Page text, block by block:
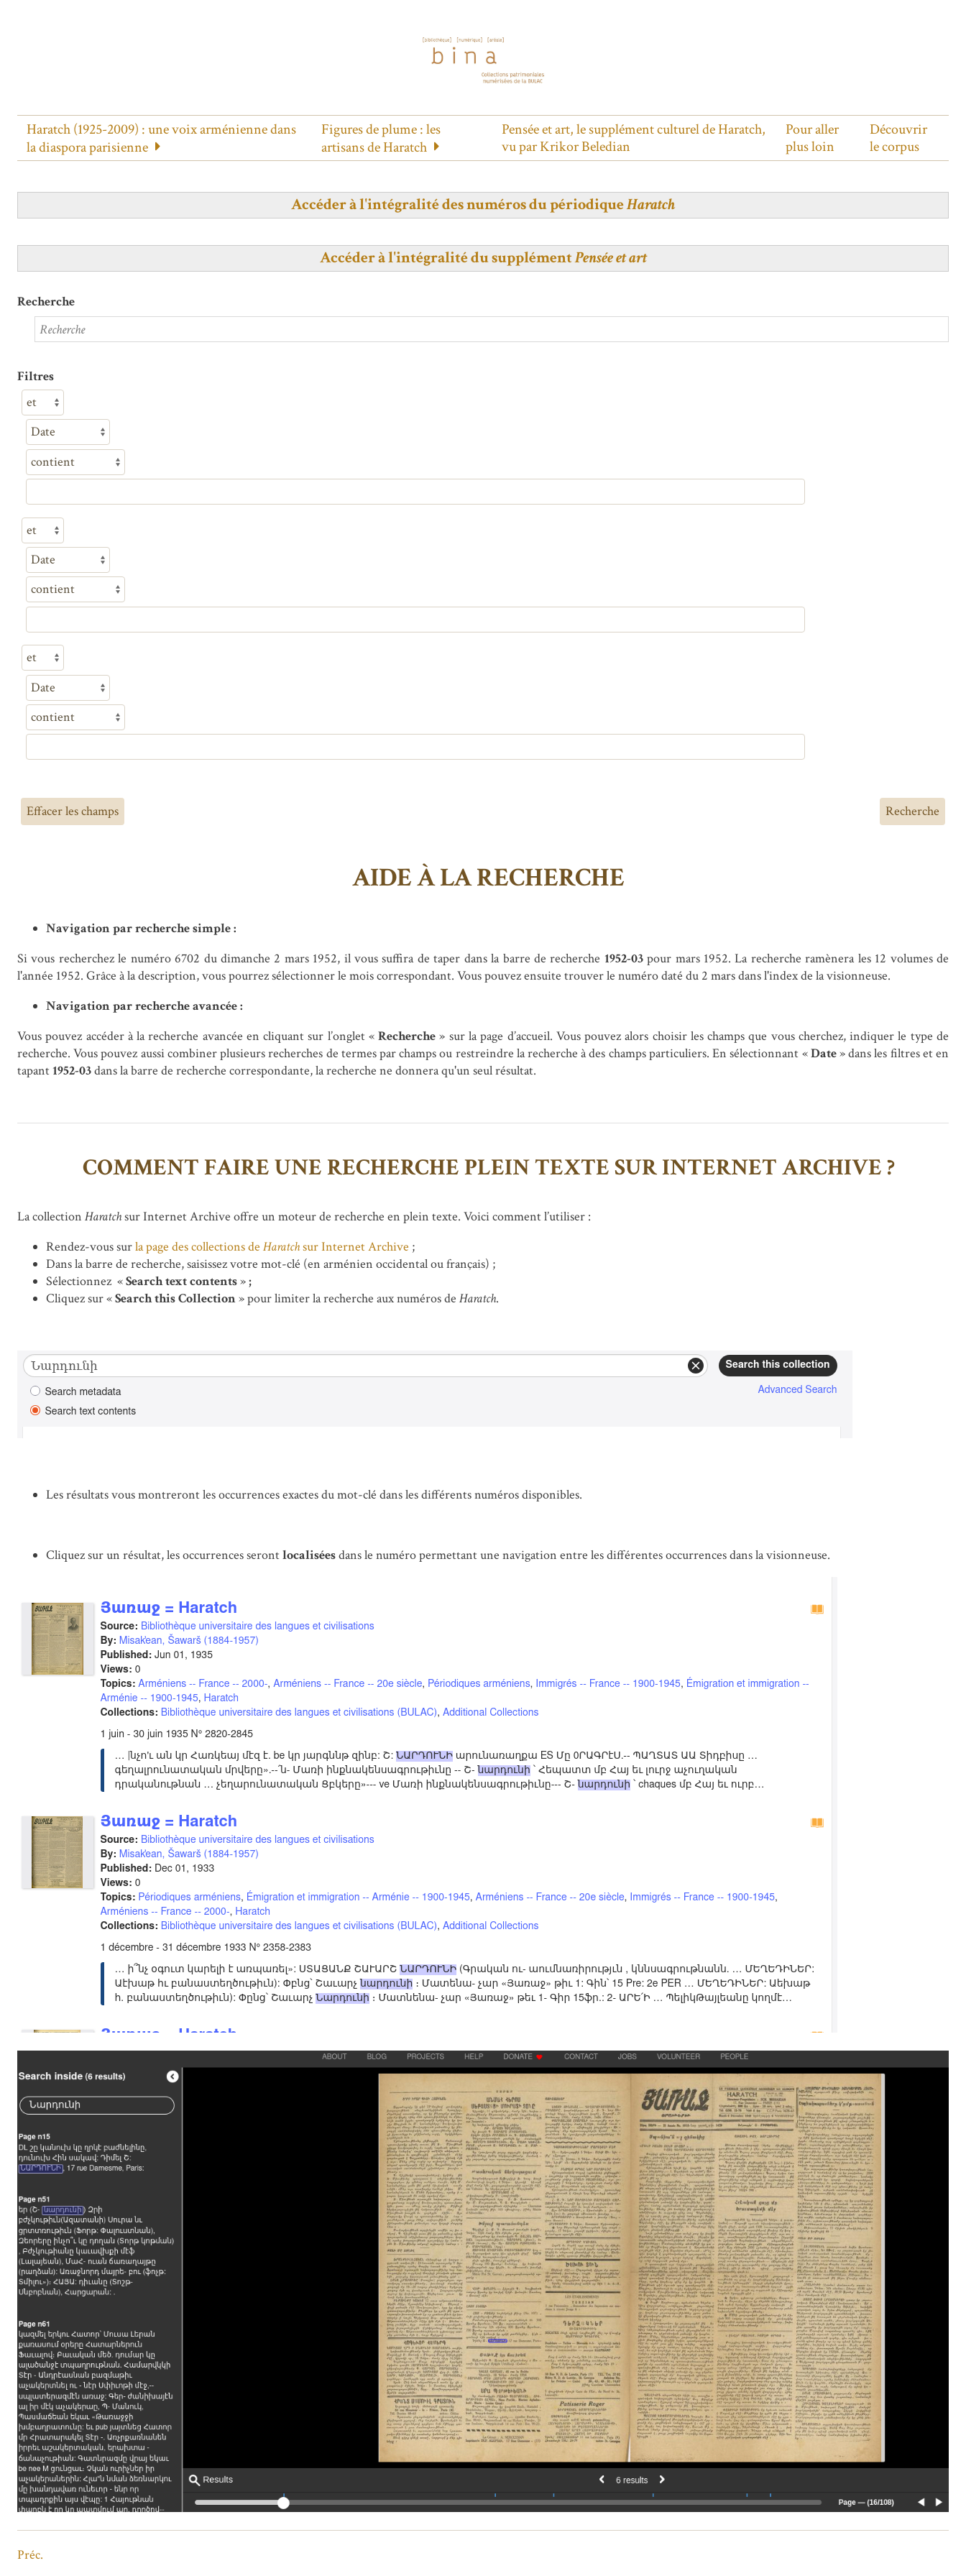
Haratch (1925-2009) : une voix arménienne dans
la diaspora parisienne
Figures de plume : les
artisans de Haratch
Pensée et art, le supplément culturel de Haratch,
vu par Krikor Beledian
Pour aller
plus loin
Découvrir
le corpus
Accéder à l'intégralité des numéros du périodiqueHaratch
Accéder à l'intégralité du supplémentPensée et art
Recherche
Filtres
Effacer les champs Recherche
AIDE À LA RECHERCHE
Navigation par recherche simple :
Si vous recherchez le numéro 6702 du dimanche 2 mars 1952, il vous suffira de taper dans la barre de recherche 1952-03pour mars 1952. La recherche ramènera les 12 volumes de
l'année 1952. Grâce à la description, vous pourrez sélectionner le mois correspondant. Vous pouvez ensuite trouver le numéro daté du 2 mars dans l'index de la visionneuse.
Navigation par recherche avancée :
Vous pouvez accéder à la recherche avancée en cliquant sur l’onglet «Recherche » sur la page d’accueil. Vous pouvez alors choisir les champs que vous cherchez, indiquer le type de
recherche. Vous pouvez aussi combiner plusieurs recherches de termes par champs ou restreindre la recherche à des champs particuliers. En sélectionnant «Date» dans les filtres et en
tapant1952-03dans la barre de recherche correspondante, la recherche ne donnera qu'un seul résultat.
COMMENT FAIRE UNE RECHERCHE PLEIN TEXTE SUR INTERNET ARCHIVE ?
La collection Haratchsur Internet Archive offre un moteur de recherche en plein texte. Voici comment l’utiliser :
Rendez-vous surla page des collections de Haratchsur Internet Archive ;
Dans la barre de recherche, saisissez votre mot-clé (en arménien occidental ou français) ;
Sélectionnez «Search text contents»;
Cliquez sur «Search this Collection» pour limiter la recherche aux numéros de Haratch.
Les résultats vous montreront les occurrences exactes du mot-clé dans les différents numéros disponibles.
Cliquez sur un résultat, les occurrences serontlocaliséesdans le numéro permettant une navigation entre les différentes occurrences dans la visionneuse.
Préc.